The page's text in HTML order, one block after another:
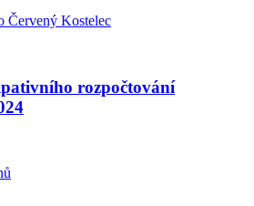
Červený Kostelec
rozpočtování